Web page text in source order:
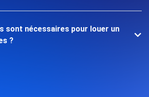
sont nécessaires pour louer un
?